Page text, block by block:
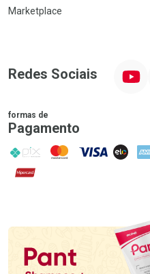
Marketplace
Redes Sociais
formas de
Pagamento
PIX MasterCard
VISA ELO
Hipercard
Promoção em